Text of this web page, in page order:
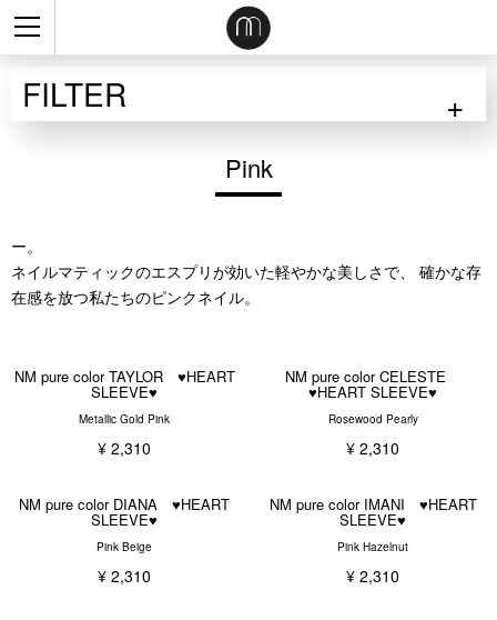
FILTER
Pink
ー。
ネイルマティックのエスプリが効いた軽やかな美しさで、 確かな存
在感を放つ私たちのピンクネイル。
NM pure color TAYLOR ♥HEART
SLEEVE♥
Metallic Gold Pink
¥ 2,310
NM pure color CELESTE
♥HEART SLEEVE♥
Rosewood Pearly
¥ 2,310
NM pure color DIANA ♥HEART
SLEEVE♥
Pink Beige
¥ 2,310
NM pure color IMANI ♥HEART
SLEEVE♥
Pink Hazelnut
¥ 2,310